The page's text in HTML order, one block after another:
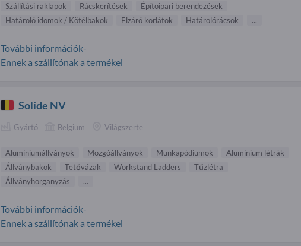
Szállítási raklapok Rácskerítések
Építoipari berendezések
Határoló idomok / Kötélbakok
Elzáró korlátok Határolórács ok ...
További információk-
Ennek a szállítónak a termékei
Solide NV
Gyártó Belgium Világszerte
Alumíniumállványok Mozgóállványok Munkapódiumok
Alumínium létrák
Állvány bakok
Tetővázak Workstand Ladders
Tűzlétra
Állványhorganyzás
...
További információk-
Ennek a szállítónak a termékei